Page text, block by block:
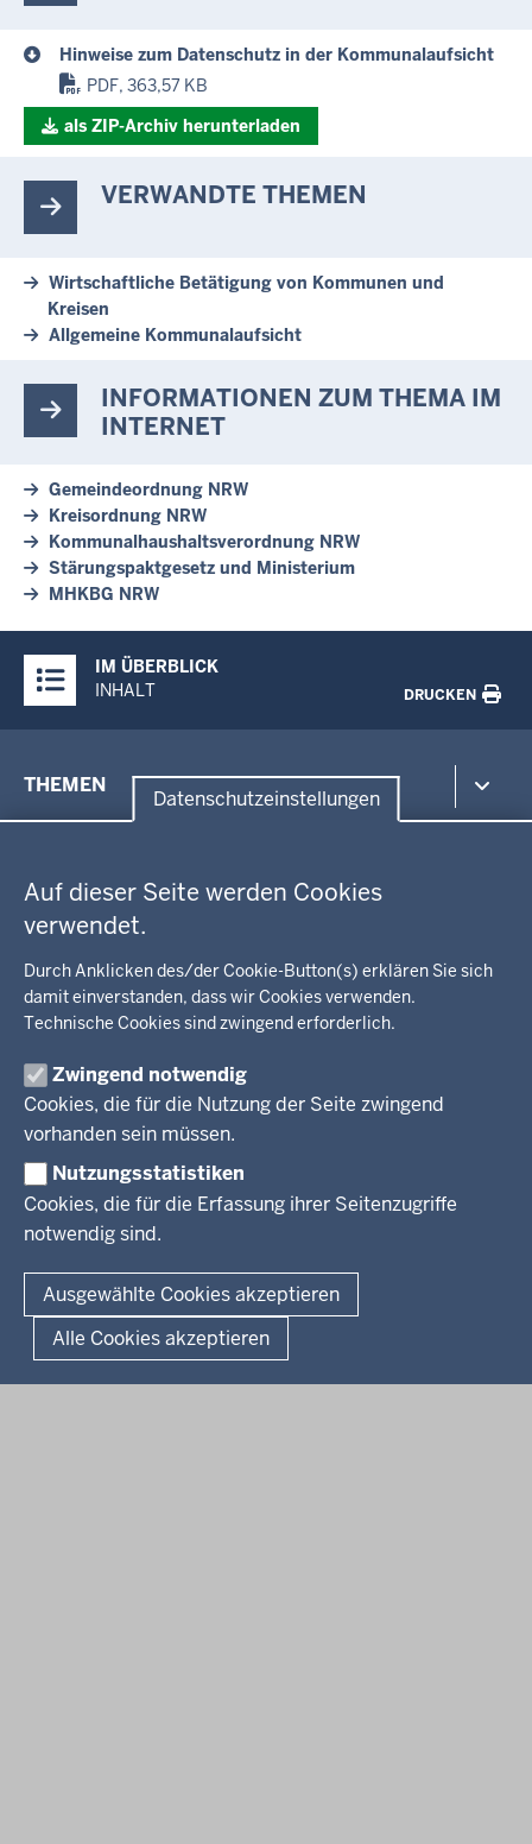
Datenschutzeinstellungen
Auf dieser Seite werden Cookies
verwendet.
Durch Anklicken des/der Cookie-Button(s) erklären Sie sich
damit einverstanden, dass wir Cookies verwenden.
Technische Cookies sind zwingend erforderlich.
Zwingend notwendig
Cookies, die für die Nutzung der Seite zwingend
vorhanden sein müssen.
Nutzungsstatistiken
Cookies, die für die Erfassung ihrer Seitenzugriffe
notwendig sind.
Ausgewählte Cookies akzeptieren
Alle Cookies akzeptieren
Hinweise zum Datenschutz in der Kommunalaufsicht
PDF, 363,57 KB
als ZIP-Archiv herunterladen
VERWANDTE THEMEN
Wirtschaftliche Betätigung von Kommunen und
Kreisen
Allgemeine Kommunalaufsicht
INFORMATIONEN ZUM THEMA IM
INTERNET
Gemeindeordnung NRW
Kreisordnung NRW
Kommunalhaushaltsverordnung NRW
Stärungspaktgesetz und Ministerium
MHKBG NRW
Inhalte
IM ÜBERBLICK
INHALT
DRUCKEN
der
THEMEN
Kommunalaufsicht, Planung, Verkehr
Energie, Bergbau
Recht, Ordnung
Integration, Migration
Behördenleitung
Regierungsbezirk
KARRIERE
Stellenausschreibungen
Aktuelle Ausbildungsstellen und Praktika
Pressestelle
Social Media
BEKANNTMACHUNGEN
Amtsblatt
© 2026 Bezirksregierung Arnsberg
Fußzeile
Impressum Datenschutz Barrierefreiheit
Kurzlink zu dieser Seite